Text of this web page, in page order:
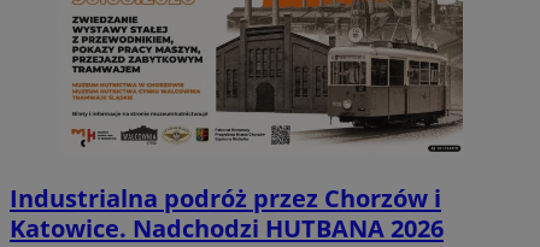
Industrialna podróż przez Chorzów i
Katowice. Nadchodzi HUTBANA 2026